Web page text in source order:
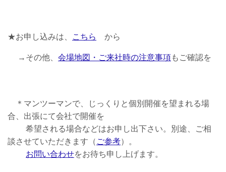
★お申し込みは、 こちら から
→その他、 会場地図・ご来社時の注意事項もご確認を
＊マンツーマンで、じっくりと個別開催を望まれる場
合、出張にて会社で開催を
希望される場合などはお申し出下さい。別途、ご相
談させていただきます（ ご参考）。
お問い合わせをお待ち申し上げます。